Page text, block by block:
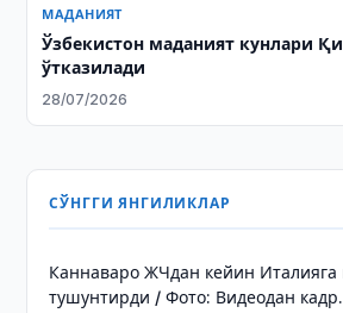
МАДАНИЯТ
Ўзбекистон маданият кунлари
ўтказилади
28/07/2026
СЎНГГИ ЯНГИЛИКЛАР
Каннаваро ЖЧдан кейин Италияга
тушунтирди / Фото: Видеодан кадр.